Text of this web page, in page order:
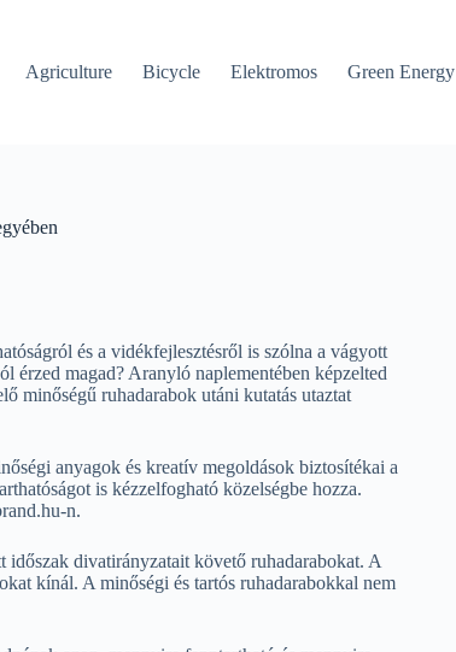
Agriculture Bicycle Elektromos Green Energy
és a vidékfejlesztésről is szólna a vágyott
érzed magad? Aranyló naplementében képzelted
minőségű ruhadarabok utáni kutatás utaztat
anyagok és kreatív megoldások biztosítékai a
is kézzelfogható közelségbe hozza.
n.
divatirányzatait követő ruhadarabokat. A
kínál. A minőségi és tartós ruhadarabokkal nem